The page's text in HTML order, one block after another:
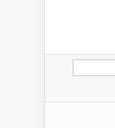
Zoeken